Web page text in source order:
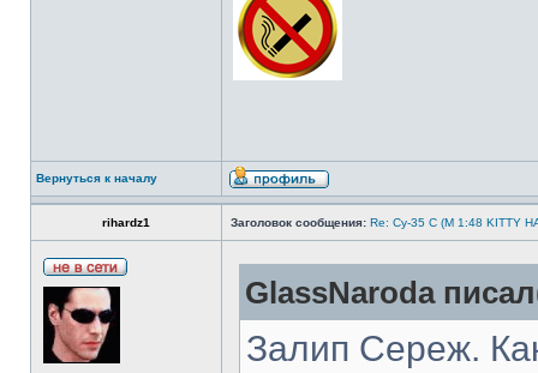
Вернуться к началу
rihardz1 Заголовок сообщения: Re: Су-35 С (М 1:48 KITTY
GlassNaroda
Залип Сереж.